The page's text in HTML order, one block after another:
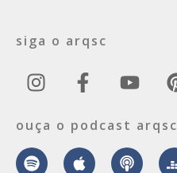
siga o arqsc
ouça o podcast arqsc